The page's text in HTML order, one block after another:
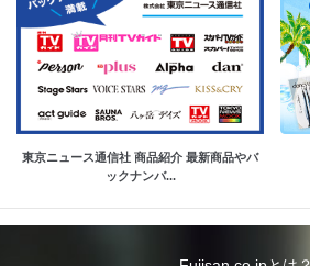
東京ニュース通信社 商品紹介 最新商品やバ
ックナンバ...